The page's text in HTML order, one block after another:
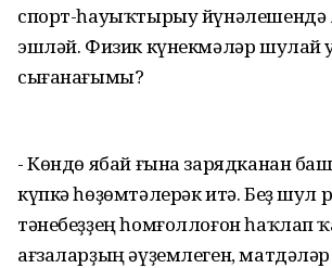
спорт-һауыҡтырыу йүнәлешендә
эшләй. Физик күнекмәләр шулай
сығанағымы?
- Көндө ябай ғына зарядканан
күпкә һөҙөмтәлерәк итә. Беҙ шул
тәнебеҙҙең һомғоллоғон һаҡлап
ағзаларҙың әүҙемлеген,